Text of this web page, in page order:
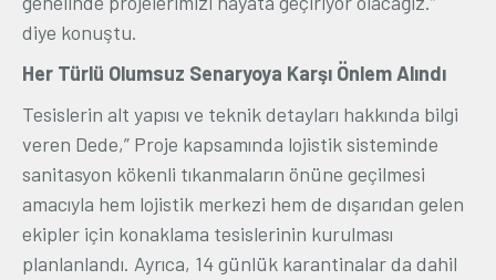
diye konuştu.
Her Türlü Olumsuz Senaryoya Karşı Önlem Alındı
Tesislerin alt yapısı ve teknik detayları hakkında bilgi
veren Dede,” Proje kapsamında lojistik sisteminde
sanitasyon kökenli tıkanmaların önüne geçilmesi
amacıyla hem lojistik merkezi hem de dışarıdan gelen
ekipler için konaklama tesislerinin kurulması
planlanlandı. Ayrıca, 14 günlük karantinalar da dahil